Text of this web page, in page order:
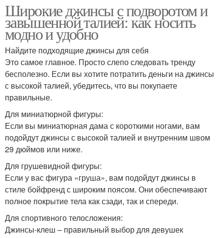
Широкие джинсы с подворотом и
завышенной талией: как носить
модно и удобно
Найдите подходящие джинсы для себя
Это самое главное. Просто слепо следовать тренду
бесполезно. Если вы хотите потратить деньги на джинсы
с высокой талией, убедитесь, что вы покупаете
правильные.
Для миниатюрной фигуры:
Если вы миниатюрная дама с короткими ногами, вам
подойдут джинсы с высокой талией и внутренним швом
29 дюймов или ниже.
Для грушевидной фигуры:
Если у вас фигура «груша», вам подойдут джинсы в
стиле бойфренд с широким поясом. Они обеспечивают
полное покрытие тела как сзади, так и спереди.
Для спортивного телосложения:
Джинсы-клеш – правильный выбор для девушек